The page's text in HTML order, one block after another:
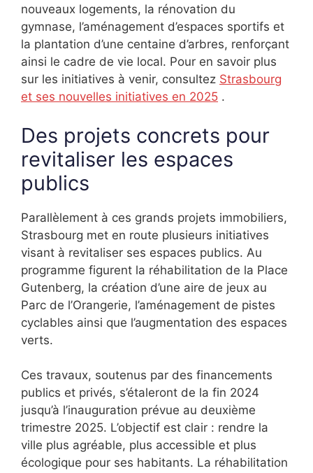
nouveaux logements, la rénovation du
gymnase, l’aménagement d’espaces sportifs et
la plantation d’une centaine d’arbres, renforçant
ainsi le cadre de vie local. Pour en savoir plus
sur les initiatives à venir, consultez Strasbourg
et ses nouvelles initiatives en 2025 .
Des projets concrets pour
revitaliser les espaces
publics
Parallèlement à ces grands projets immobiliers,
Strasbourg met en route plusieurs initiatives
visant à revitaliser ses espaces publics. Au
programme figurent la réhabilitation de la Place
Gutenberg, la création d’une aire de jeux au
Parc de l’Orangerie, l’aménagement de pistes
cyclables ainsi que l’augmentation des espaces
verts.
Ces travaux, soutenus par des financements
publics et privés, s’étaleront de la fin 2024
jusqu’à l’inauguration prévue au deuxième
trimestre 2025. L’objectif est clair : rendre la
ville plus agréable, plus accessible et plus
écologique pour ses habitants. La réhabilitation